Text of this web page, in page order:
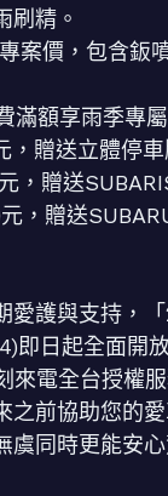
刷精。
，包含鈑噴
額享雨季專屬
送立體停車
送
送SUBARU
愛護與支持，
即日起全面開
來電全台授權
之前協助您的
虞同時更能安心